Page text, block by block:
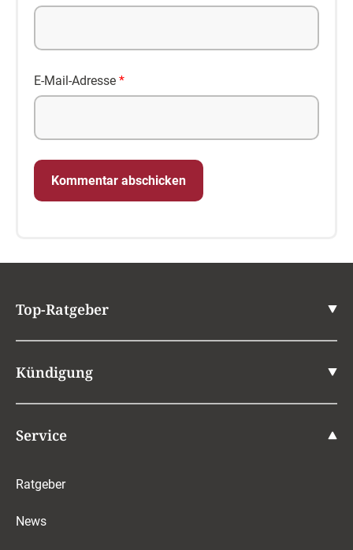
E-Mail-Adresse *
Top-Ratgeber
Kündigung
Service
Ratgeber
News